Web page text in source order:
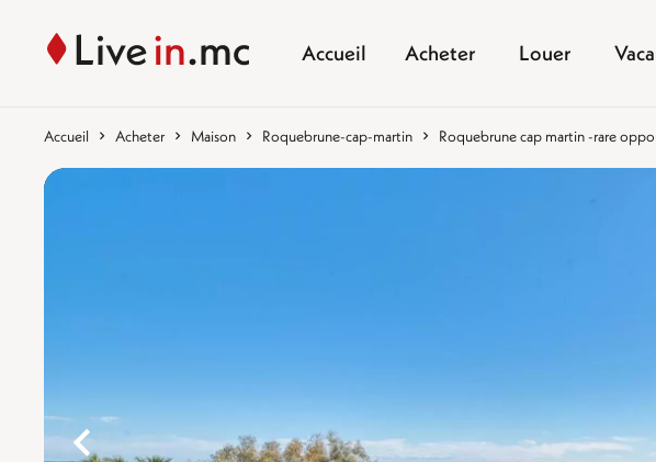
Accueil Acheter Louer
Accueil Acheter Maison Roquebrune-cap-martin Roquebrune cap martin -rare
%}